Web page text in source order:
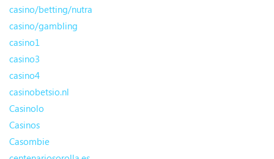
casino/betting/nutra
casino/gambling
casino1
casino3
casino4
casinobetsio.nl
Casinolo
Casinos
Casombie